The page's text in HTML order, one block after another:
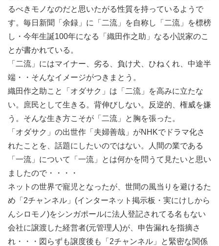
るべきモノなのだと思いたがる性質を持っているようで
す。毎日新聞「余録」に「二流」を自称し「二流」を標榜
し・今年生誕100年になる「織田作之助」なる小説家のこ
とが書かれている。
「二流」にはマイナー、劣る、負け犬、ひねくれ、中途半
端・・そんなイメージがつきまとう。
織田作之助こと「オダサク」は「二流」を高みに立たな
い。庶民として生きる。背伸びしない。反逆的、権威を嫌
う。そんな生き方こそが「二流」と胸を張った。
「オダサク」の出世作「夫婦善哉」がNHKでドラマ化さ
れたことを、話題にしたいのではない。人間の業である
「一流」について「一流」とは何かを問うて見たいと思い
ましたので・・・・
ネットの世界で寵児となったが、世間の風当りを避けるた
め「2チャンネル」(インターネット掲示板・実にけしから
んシロモノ)をシンガポールに法人登記されてる名もない
会社に譲渡した経営者(元管理人)が、申告漏れを指摘さ
れ・・・図らずも譲度後も「2チャンネル」と緊密な関係